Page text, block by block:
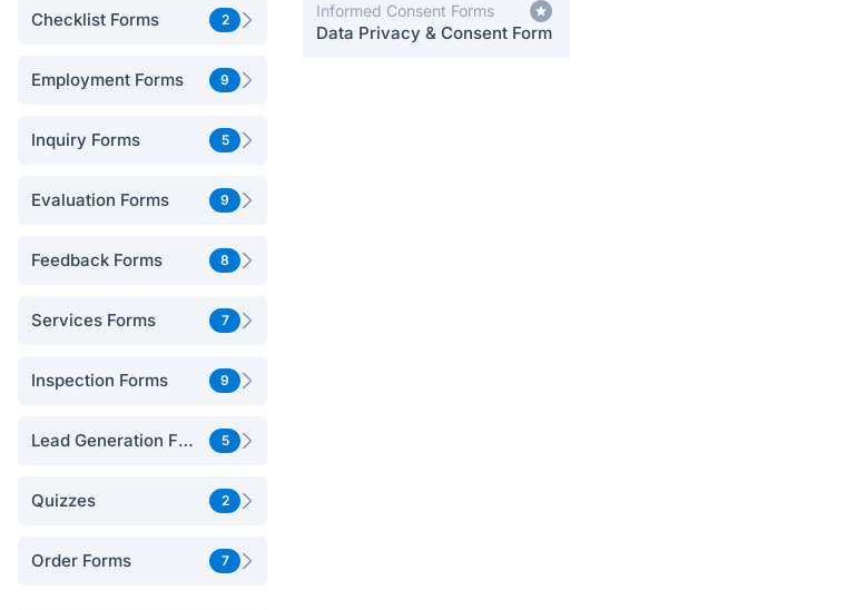
Checklist Forms 2
Employment Forms 9
Inquiry Forms 5
Evaluation Forms 9
Feedback Forms 8
Services Forms 7
Inspection Forms 9
Lead Generation Forms 5
Quizzes 2
Order Forms 7
Informed Consent Forms
Data Privacy & Consent Form